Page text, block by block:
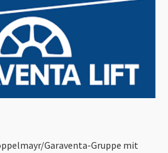
Garaventa-Gruppe mit